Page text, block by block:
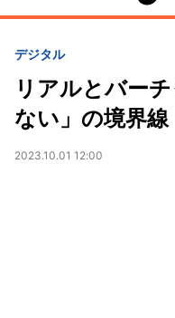
デジタル
リアルとバー
ない」の境界
2023.10.01 12:00